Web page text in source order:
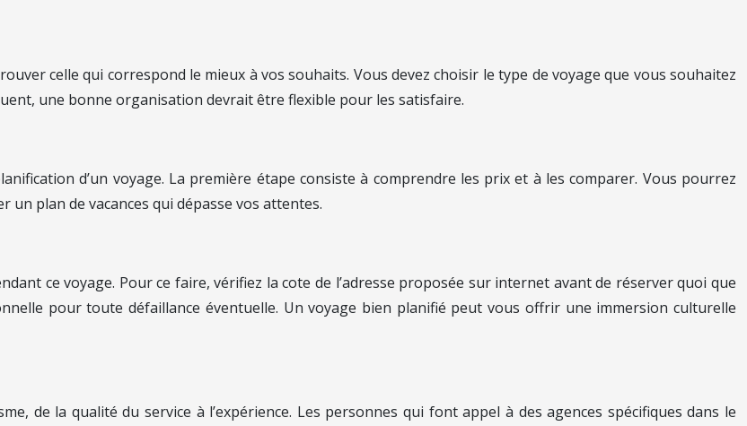
celle qui correspond le mieux à vos souhaits. Vous devez choisir le type de voyage que vous souhaitez
une bonne organisation devrait être flexible pour les satisfaire.
d’un voyage. La première étape consiste à comprendre les prix et à les comparer. Vous pourrez
plan de vacances qui dépasse vos attentes.
ce voyage. Pour ce faire, vérifiez la cote de l’adresse proposée sur internet avant de réserver quoi que
pour toute défaillance éventuelle. Un voyage bien planifié peut vous offrir une immersion culturelle
de la qualité du service à l’expérience. Les personnes qui font appel à des agences spécifiques dans le